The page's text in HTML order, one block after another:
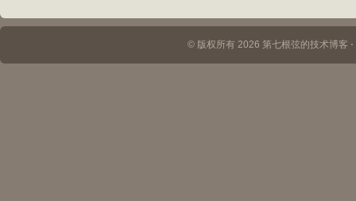
© 版权所有 2026 第七根弦的技术博客